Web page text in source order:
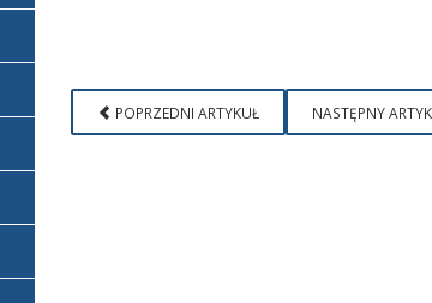
POPRZEDNI ARTYKUŁ NASTĘPNY